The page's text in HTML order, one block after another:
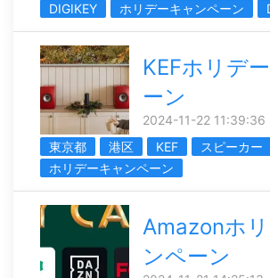
DIGIKEY
ホリデーキャンペーン
KEFホリデ
ーン
2024-11-22 11:39:36
東京都
港区 KEF
スピーカー
ホリデーキャンペーン
Amazonホ
ンペーン